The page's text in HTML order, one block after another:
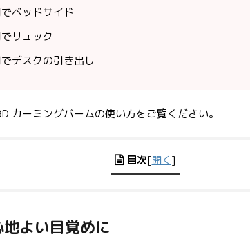
ベッドサイド
リュック
デスクの引き出し
カーミングバームの使い方をご覧ください。
目次[開く ]
よい目覚めに